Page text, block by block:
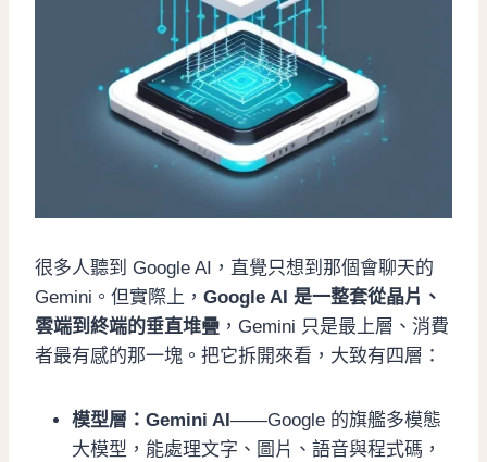
很多人聽到 Google AI，直覺只想到那個會聊天的
Gemini。但實際上， Google AI 是一整套從晶片、
雲端到終端的垂直堆疊 ，Gemini 只是最上層、消費
者最有感的那一塊。把它拆開來看，大致有四層：
模型層：Gemini AI——Google 的旗艦多模態
大模型，能處理文字、圖片、語音與程式碼，